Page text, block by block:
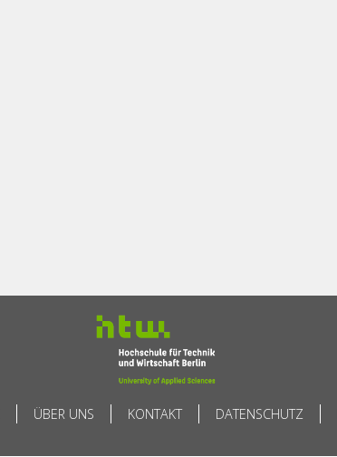
ÜBER UNS KONTAKT DATENSCHUTZ